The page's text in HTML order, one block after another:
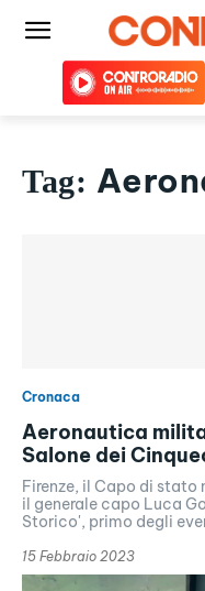
Tag:
Cronaca
Aeronautica
Salone dei
Firenze, il Capo di
il generale capo Luca
Storico', primo degli
15 Febbraio 2023